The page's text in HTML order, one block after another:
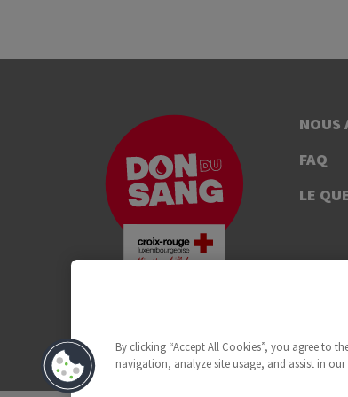
NOUS
FAQ
LE
By clicking “Accept All Cookies”, you agree to
navigation, analyze site usage, and assist in